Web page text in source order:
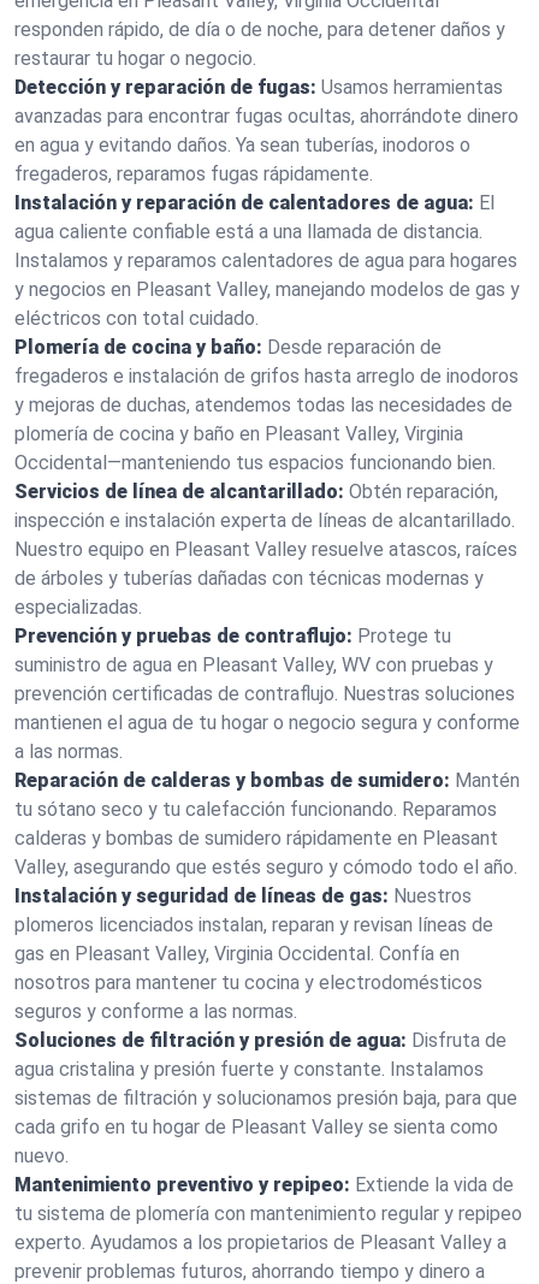
responden rápido, de día o de noche, para detener daños y
restaurar tu hogar o negocio.
Detección y reparación de fugas: Usamos herramientas
avanzadas para encontrar fugas ocultas, ahorrándote dinero
en agua y evitando daños. Ya sean tuberías, inodoros o
fregaderos, reparamos fugas rápidamente.
Instalación y reparación de calentadores de agua: El
agua caliente confiable está a una llamada de distancia.
Instalamos y reparamos calentadores de agua para hogares
y negocios en Pleasant Valley, manejando modelos de gas y
eléctricos con total cuidado.
Plomería de cocina y baño: Desde reparación de
fregaderos e instalación de grifos hasta arreglo de inodoros
y mejoras de duchas, atendemos todas las necesidades de
plomería de cocina y baño en Pleasant Valley, Virginia
Occidental—manteniendo tus espacios funcionando bien.
Servicios de línea de alcantarillado: Obtén reparación,
inspección e instalación experta de líneas de alcantarillado.
Nuestro equipo en Pleasant Valley resuelve atascos, raíces
de árboles y tuberías dañadas con técnicas modernas y
especializadas.
Prevención y pruebas de contraflujo: Protege tu
suministro de agua en Pleasant Valley, WV con pruebas y
prevención certificadas de contraflujo. Nuestras soluciones
mantienen el agua de tu hogar o negocio segura y conforme
a las normas.
Reparación de calderas y bombas de sumidero: Mantén
tu sótano seco y tu calefacción funcionando. Reparamos
calderas y bombas de sumidero rápidamente en Pleasant
Valley, asegurando que estés seguro y cómodo todo el año.
Instalación y seguridad de líneas de gas: Nuestros
plomeros licenciados instalan, reparan y revisan líneas de
gas en Pleasant Valley, Virginia Occidental. Confía en
nosotros para mantener tu cocina y electrodomésticos
seguros y conforme a las normas.
Soluciones de filtración y presión de agua: Disfruta de
agua cristalina y presión fuerte y constante. Instalamos
sistemas de filtración y solucionamos presión baja, para que
cada grifo en tu hogar de Pleasant Valley se sienta como
nuevo.
Mantenimiento preventivo y repipeo: Extiende la vida de
tu sistema de plomería con mantenimiento regular y repipeo
experto. Ayudamos a los propietarios de Pleasant Valley a
prevenir problemas futuros, ahorrando tiempo y dinero a